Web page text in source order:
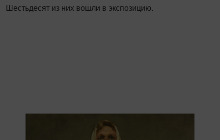
Шестьдесят из них вошли в экспозицию.